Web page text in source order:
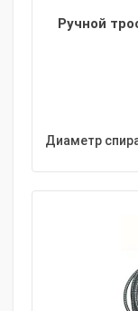
Ручной
Диаметр